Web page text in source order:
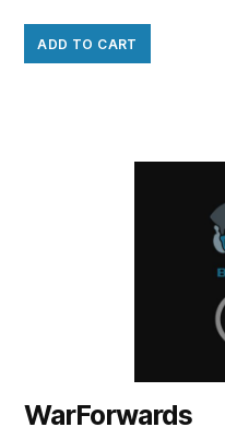
ADD TO CART
WarForwards